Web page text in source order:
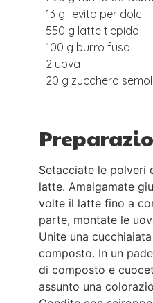
13 g lievito per dolci
550 g latte tiepido
100 g burro fuso
2 uova
20 g zucchero
Setacciate le polveri
latte. Amalgamate
volte il latte fino a
parte, montate le
Unite una
composto. In un
di composto e
assunto una